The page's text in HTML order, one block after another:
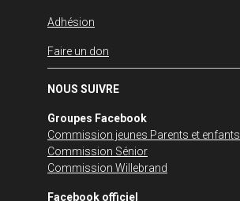
Adhésion
Faire un don
NOUS SUIVRE
Groupes Facebook
Commission jeunes Parents et enfants
Commission Sénior
Commission Willebrand
Facebook officiel